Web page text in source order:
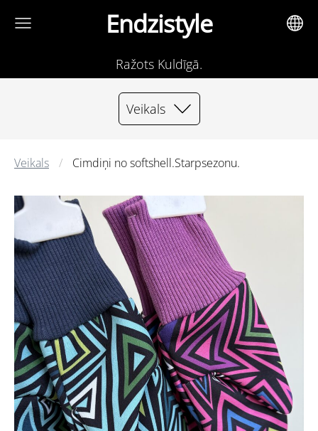
Endzistyle
Ražots Kuldīgā.
Veikals
Veikals Cimdiņi no softshell.Starpsezonu.